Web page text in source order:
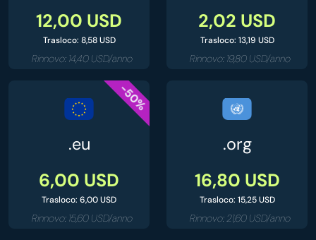
12,00 USD
Trasloco: 8,58 USD
Rinnovo: 14,40 USD/anno
2,02 USD
Trasloco: 13,19 USD
Rinnovo: 19,80 USD/anno
-50%
.eu
6,00 USD
Trasloco: 6,00 USD
Rinnovo: 15,60 USD/anno
.org
16,80 USD
Trasloco: 15,25 USD
Rinnovo: 21,60 USD/anno